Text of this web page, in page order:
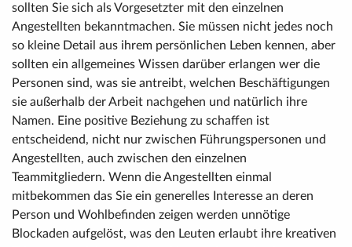
sollten Sie sich als Vorgesetzter mit den einzelnen
Angestellten bekanntmachen. Sie müssen nicht jedes noch
so kleine Detail aus ihrem persönlichen Leben kennen, aber
sollten ein allgemeines Wissen darüber erlangen wer die
Personen sind, was sie antreibt, welchen Beschäftigungen
sie außerhalb der Arbeit nachgehen und natürlich ihre
Namen. Eine positive Beziehung zu schaffen ist
entscheidend, nicht nur zwischen Führungspersonen und
Angestellten, auch zwischen den einzelnen
Teammitgliedern. Wenn die Angestellten einmal
mitbekommen das Sie ein generelles Interesse an deren
Person und Wohlbefinden zeigen werden unnötige
Blockaden aufgelöst, was den Leuten erlaubt ihre kreativen